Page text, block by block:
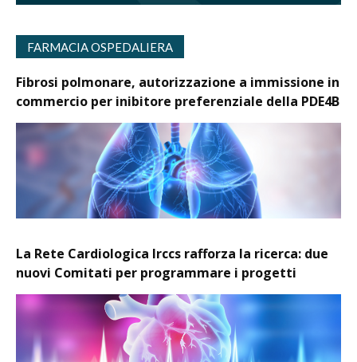
FARMACIA OSPEDALIERA
Fibrosi polmonare, autorizzazione a immissione in
commercio per inibitore preferenziale della PDE4B
La Rete Cardiologica Irccs rafforza la ricerca: due
nuovi Comitati per programmare i progetti